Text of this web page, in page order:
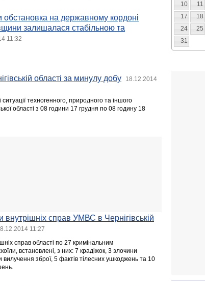
обстановка на державному кордоні
залишалася стабільною та
11:32
області за минулу добу
18.12.2014
техногенного, природного та іншого
області з 08 години 17 грудня по 08 годину 18
справ УМВС в Чернігівській
11:27
справ області по 27 кримінальним
встановлені, з них: 7 крадіжок, 3 злочини
зброї, 5 фактів тілесних ушкоджень та 10
10
11
17
18
24
25
31